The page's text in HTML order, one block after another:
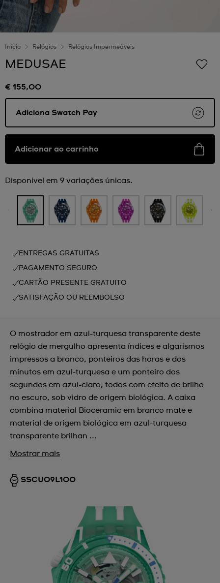
Início Relógios Relógios Impermeáveis
MEDUSAE
€ 155,00
Adiciona Swatch Pay
Adicionar ao carrinho
Disponível em 9 variações únicas.
ENTREGAS GRATUITAS
PAGAMENTO SEGURO
CARTÃO PRESENTE GRATUITO
SATISFAÇÃO OU REEMBOLSO
O mostrador em azul-turquesa transparente deste
relógio de mergulho apresenta índices e algarismos
impressos a branco, ponteiros das horas e dos
minutos em azul-turquesa e um ponteiro dos
segundos em azul-claro, todos com efeito de brilho
no escuro, sob vidro de origem biológica. A caixa
combina material Bioceramic em branco mate e
material de origem biológica em azul-turquesa
transparente brilhan ...
Mostrar mais
SSCU09L100